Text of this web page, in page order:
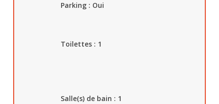
Parking : Oui
Toilettes : 1
Salle(s) de bain : 1